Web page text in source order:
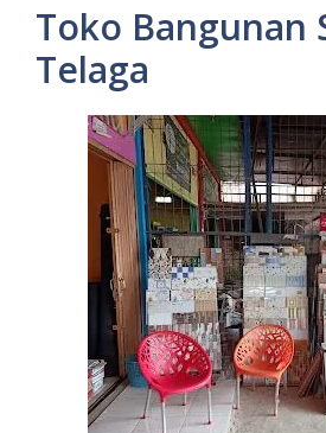
Toko Bangunan
Telaga